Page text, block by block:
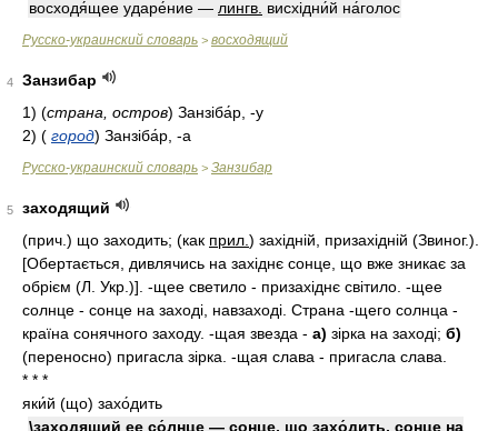
восходя́щее ударе́ние — лингв. висхідни́й на́голос
Русско-украинский словарь > восходящий
4
Занзибар
1) (страна, остров) Занзіба́р, -у
2) ( город) Занзіба́р, -а
Русско-украинский словарь > Занзибар
5
заходящий
(прич.) що заходить; (как прил. ) західній, призахідній (Звиног.).
[Обертається, дивлячись на західнє сонце, що вже зникає за
обрієм (Л. Укр.)]. -щее светило - призахіднє світило. -щее
солнце - сонце на заході, навзаході. Страна -щего солнца -
країна сонячного заходу. -щая звезда - а) зірка на заході; б)
(переносно) пригасла зірка. -щая слава - пригасла слава.
* * *
яки́й (що) захо́дить
\заходящий ее со́лнце — сонце, що захо́дить, сонце на